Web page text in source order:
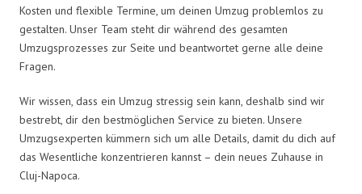
Kosten und flexible Termine, um deinen Umzug problemlos zu
gestalten. Unser Team steht dir während des gesamten
Umzugsprozesses zur Seite und beantwortet gerne alle deine
Fragen.
Wir wissen, dass ein Umzug stressig sein kann, deshalb sind wir
bestrebt, dir den bestmöglichen Service zu bieten. Unsere
Umzugsexperten kümmern sich um alle Details, damit du dich auf
das Wesentliche konzentrieren kannst – dein neues Zuhause in
Cluj-Napoca.